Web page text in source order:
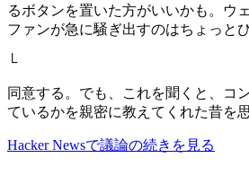
るボタンを置いた方がいいかも。ウ
ファンが急に騒ぎ出すのはちょっと
└
同意する。でも、これを聞くと、コ
ているかを親密に教えてくれた昔を
Hacker Newsで議論の続きを見る